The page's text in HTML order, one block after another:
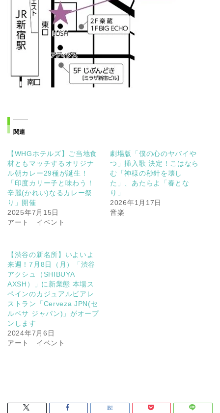
関連
【WHGホテルズ】ご当地食
材ともマッチするオリジナ
ル朝カレー29種が誕生！
「印度カリー子と味わう！
辛麗(かれい)なるカレー祭
り」開催
2025年7月15日
アート イベント
劇場版「僕の心のヤバイや
つ」挿入歌 決定！こはなら
む「神様の秒針を壊し
た」、あたらよ「春とな
り」
2026年1月17日
音楽
【渋谷の新名所】いよいよ
来週！7月8日（月）「渋谷
アクシュ（SHIBUYA
AXSH）」に新業態 本場ス
ペインのカジュアルビアレ
ストラン「Cerveza JPN(セ
ルベサ ジャパン)」がオープ
ンします
2024年7月6日
アート イベント